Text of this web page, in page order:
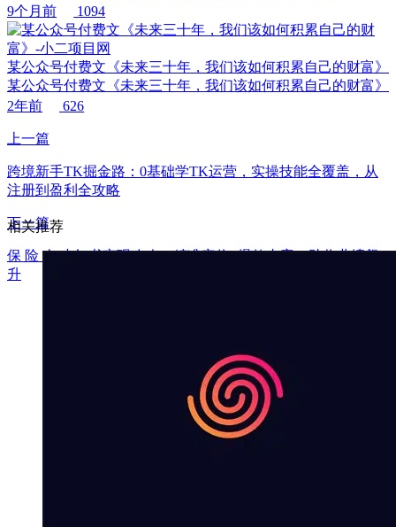
9个月前
1094
某公众号付费文《未来三十年，我们该如何积累自己的财富》
某公众号付费文《未来三十年，我们该如何积累自己的财富》
2年前
626
上一篇
跨境新手TK掘金路：0基础学TK运营，实操技能全覆盖，从
注册到盈利全攻略
下一篇
保 险 人 小红书变现攻略，精准定位+爆款内容，助你业绩飙
升
相关推荐